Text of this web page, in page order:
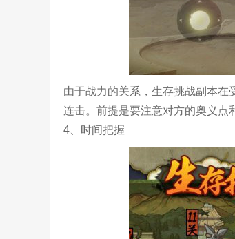
由于战力的关系，生存挑战副本在
连击。前提是要注意对方的奥义点
4、时间把握